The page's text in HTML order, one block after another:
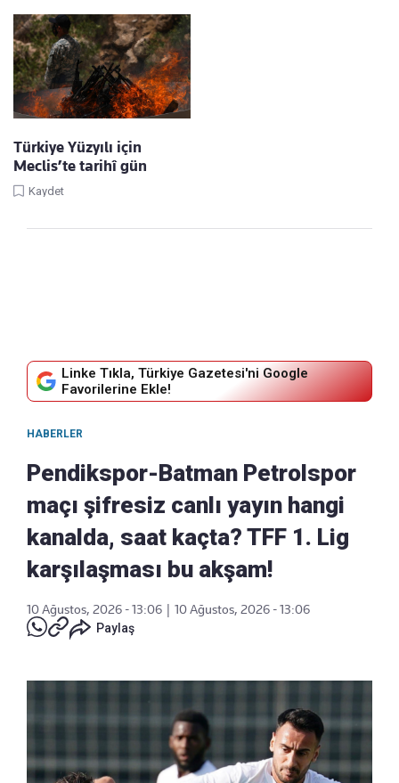
Türkiye Yüzyılı için
Meclis’te tarihî gün
Kaydet
Linke Tıkla, Türkiye Gazetesi'ni Google
Favorilerine Ekle!
HABERLER
Pendikspor-Batman Petrolspor
maçı şifresiz canlı yayın hangi
kanalda, saat kaçta? TFF 1. Lig
karşılaşması bu akşam!
10 Ağustos, 2026 - 13:06
10 Ağustos, 2026 - 13:06
Paylaş